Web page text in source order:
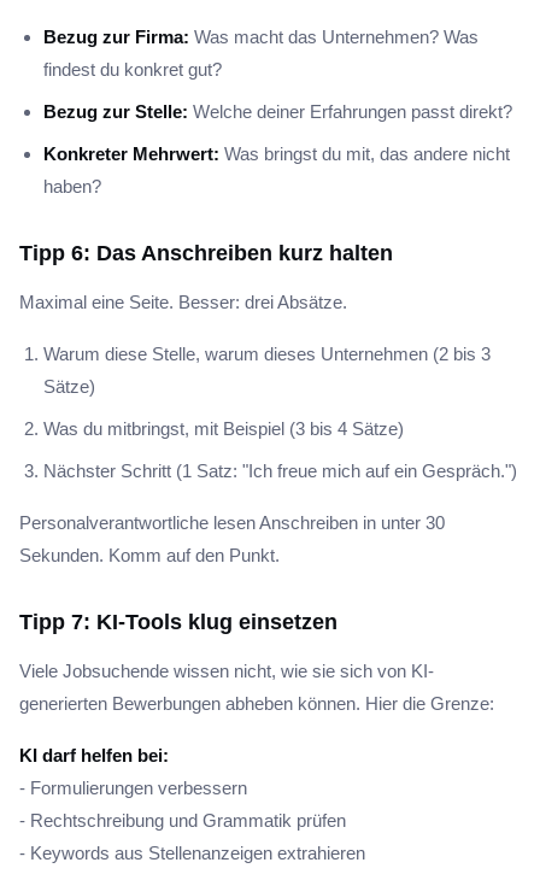
Bezug zur Firma: Was macht das Unternehmen? Was
findest du konkret gut?
Bezug zur Stelle: Welche deiner Erfahrungen passt direkt?
Konkreter Mehrwert: Was bringst du mit, das andere nicht
haben?
Tipp 6: Das Anschreiben kurz halten
Maximal eine Seite. Besser: drei Absätze.
Warum diese Stelle, warum dieses Unternehmen (2 bis 3
Sätze)
Was du mitbringst, mit Beispiel (3 bis 4 Sätze)
Nächster Schritt (1 Satz: "Ich freue mich auf ein Gespräch.")
Personalverantwortliche lesen Anschreiben in unter 30
Sekunden. Komm auf den Punkt.
Tipp 7: KI-Tools klug einsetzen
Viele Jobsuchende wissen nicht, wie sie sich von KI-
generierten Bewerbungen abheben können. Hier die Grenze:
KI darf helfen bei:
- Formulierungen verbessern
- Rechtschreibung und Grammatik prüfen
- Keywords aus Stellenanzeigen extrahieren